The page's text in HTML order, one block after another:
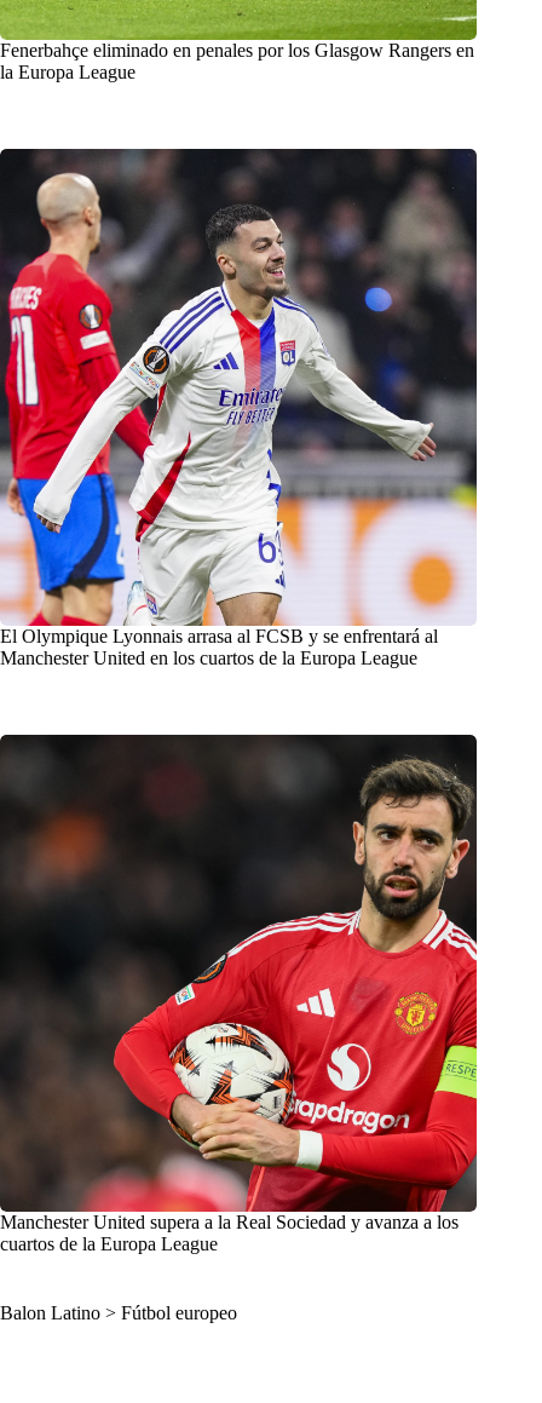
Fenerbahçe eliminado en penales por los Glasgow Rangers en
la Europa League
El Olympique Lyonnais arrasa al FCSB y se enfrentará al
Manchester United en los cuartos de la Europa League
Manchester United supera a la Real Sociedad y avanza a los
cuartos de la Europa League
Balon Latino > Fútbol europeo